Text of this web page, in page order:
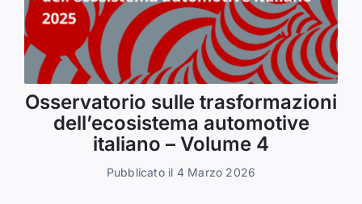
Osservatorio sulle trasformazioni
dell’ecosistema automotive
italiano – Volume 4
Pubblicato il 4 Marzo 2026